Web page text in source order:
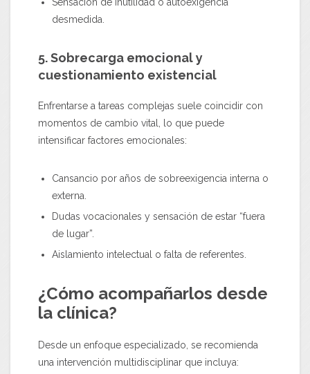
desmedida.
5. Sobrecarga emocional y
cuestionamiento existencial
Enfrentarse a tareas complejas suele coincidir con
momentos de cambio vital, lo que puede
intensificar factores emocionales:
Cansancio por años de sobreexigencia interna o
externa.
Dudas vocacionales y sensación de estar “fuera
de lugar”.
Aislamiento intelectual o falta de referentes.
¿Cómo acompañarlos desde
la clínica?
Desde un enfoque especializado, se recomienda
una intervención multidisciplinar que incluya: